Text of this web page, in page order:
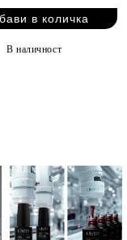
В наличност